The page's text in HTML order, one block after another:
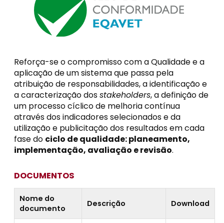
Reforça-se o compromisso com a Qualidade e a
aplicação de um sistema que passa pela
atribuição de responsabilidades, a identificação e
a caracterização dosstakeholders, a definição de
um processo cíclico de melhoria contínua
através dos indicadores selecionados e da
utilização e publicitação dos resultados em cada
fase do ciclo de qualidade: planeamento,
implementação, avaliação e revisão.
DOCUMENTOS
Nome do
documento
Descrição Download